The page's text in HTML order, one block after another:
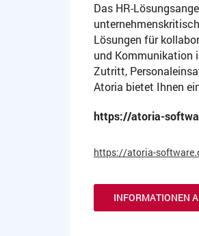
Das HR-
Lösungen für
und Kommunikation
Zutritt,
Atoria bietet Ihnen
https://atoria-
https://atoria-
INFORMATIONEN